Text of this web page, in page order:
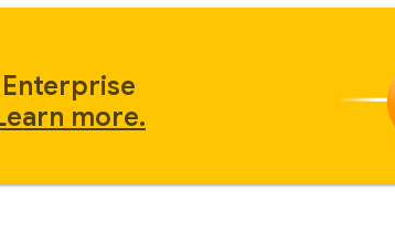
more.